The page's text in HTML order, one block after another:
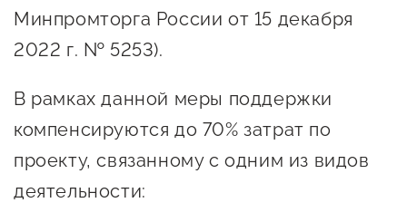
Центры поддержки
консультационного
сопровождения
Поддержка центра
Минпромторга России от 15 декабря
2022 г. № 5253).
В рамках данной меры поддержки
компенсируются до 70% затрат по
проекту, связанному с одним из видов
деятельности: